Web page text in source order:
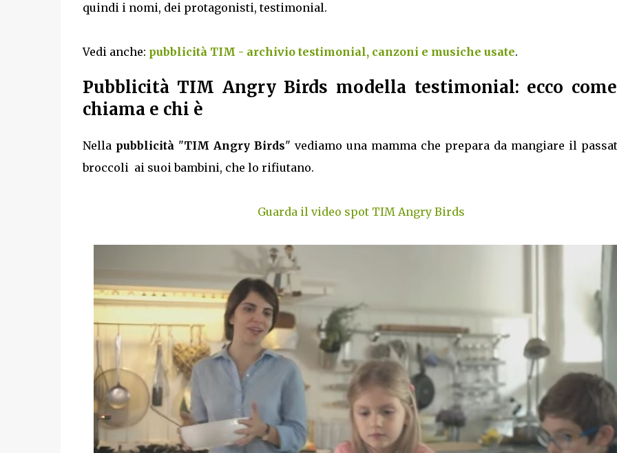
quindi i nomi, dei protagonisti, testimonial.
Vedi anche: pubblicità TIM - archivio testimonial, canzoni e musiche usate.
Pubblicità TIM Angry Birds modella testimonial: ecco
chiama e chi è
Nella pubblicità "TIM Angry Birds" vediamo una mamma che prepara da mangiare il
broccoli ai suoi bambini, che lo rifiutano.
Guarda il video spot TIM Angry Birds